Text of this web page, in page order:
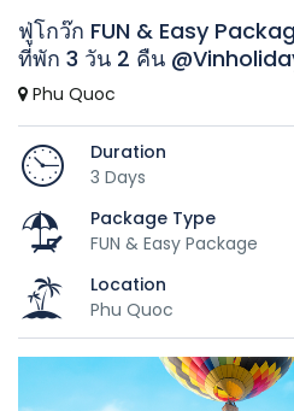
ฟู่โกว๊ก FUN & Easy
ที่พัก 3 วัน 2 คืน
Phu Quoc
Duration
3 Days
Package Type
FUN & Easy Package
Location
Phu Quoc